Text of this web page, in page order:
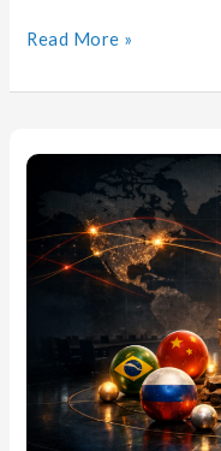
Read More »
:
multiples
tentatives
d’alternatives
au
annoncent-
fin